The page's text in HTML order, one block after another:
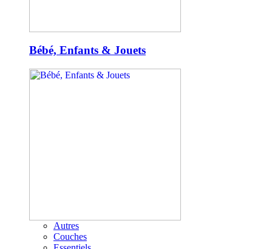
Bébé, Enfants & Jouets
Autres
Couches